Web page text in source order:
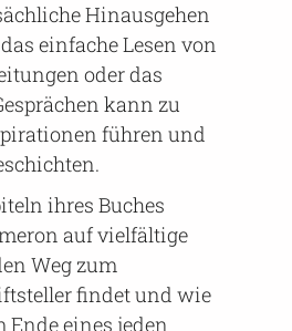
Hinausgehen
einfache Lesen von
oder das
kann zu
führen und
ihres Buches
auf vielfältige
Weg zum
findet und wie
eines jeden